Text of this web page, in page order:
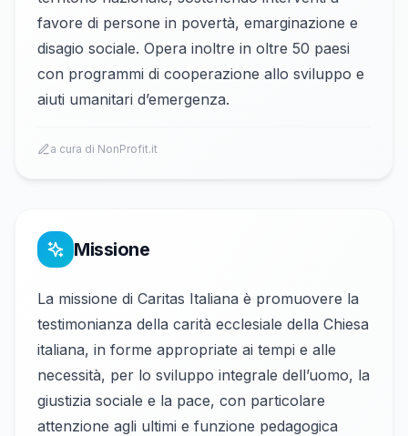
favore di persone in povertà, emarginazione e
disagio sociale. Opera inoltre in oltre 50 paesi
con programmi di cooperazione allo sviluppo e
aiuti umanitari d’emergenza.
a cura di NonProfit.it
Missione
La missione di Caritas Italiana è promuovere la
testimonianza della carità ecclesiale della Chiesa
italiana, in forme appropriate ai tempi e alle
necessità, per lo sviluppo integrale dell’uomo, la
giustizia sociale e la pace, con particolare
attenzione agli ultimi e funzione pedagogica